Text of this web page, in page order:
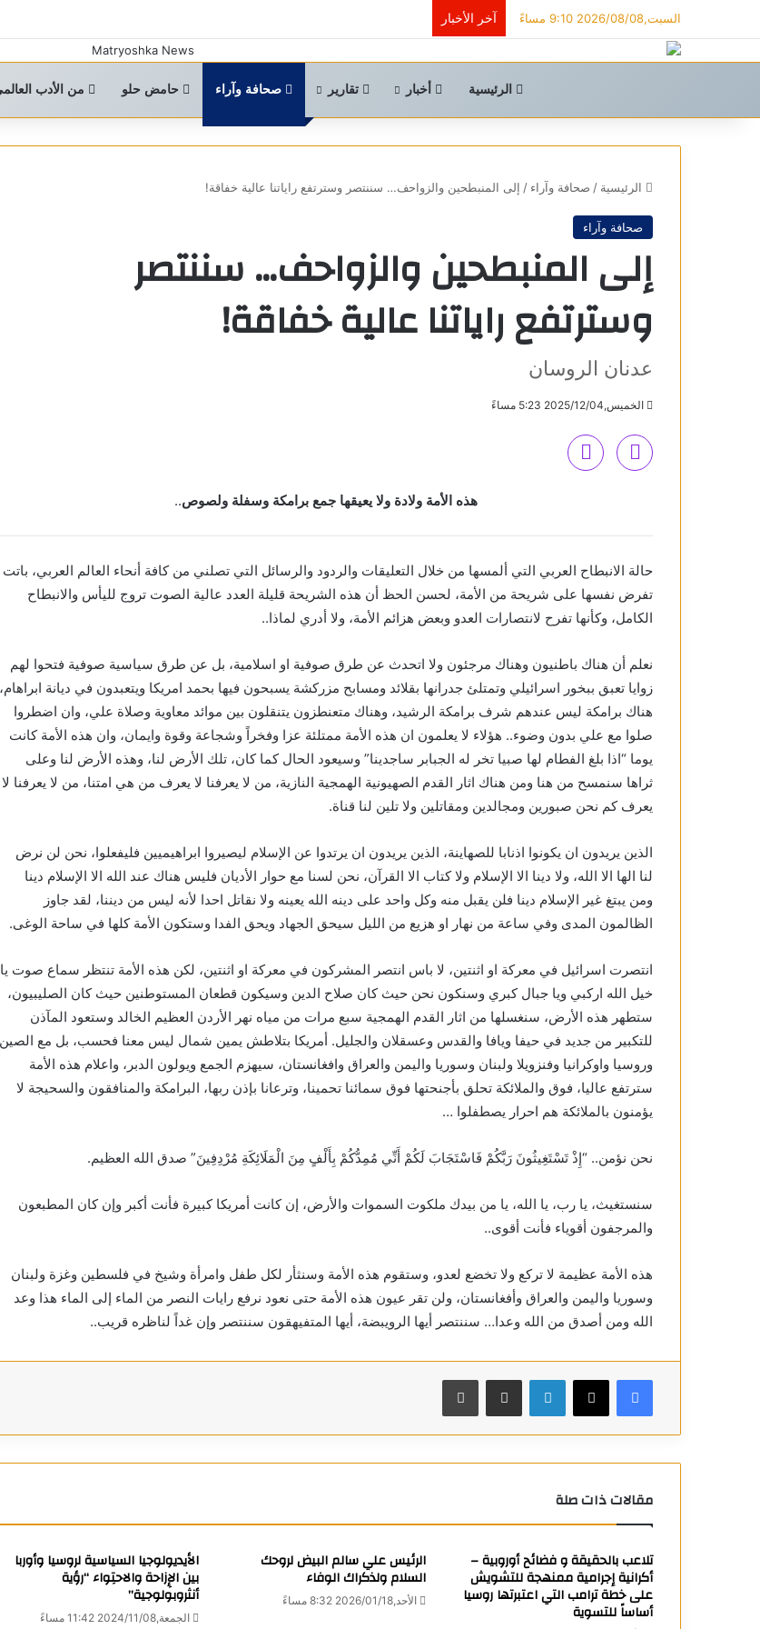
السبت,2026/08/08 9:10 مساءً آخر الأخبار
الرئيسية أخبار تقارير صحافة وآراء حامض حلو من الأدب
الرئيسية / صحافة وآراء / إلى المنبطحين والزواحف… سننتصر وسترتفع راياتنا عالية خفاقة!
صحافة وآراء
إلى المنبطحين والزواحف… سننتصر
وسترتفع راياتنا عالية خفاقة!
عدنان الروسان
الخميس,2025/12/04 5:23 مساءً
هذه الأمة ولادة ولا يعيقها جمع برامكة وسفلة ولصوص..
حالة الانبطاح العربي التي ألمسها من خلال التعليقات والردود والرسائل التي تصلني من كافة أنحاء العالم العربي، باتت
تفرض نفسها على شريحة من الأمة، لحسن الحظ أن هذه الشريحة قليلة العدد عالية الصوت تروج لليأس والانبطاح
الكامل، وكأنها تفرح لانتصارات العدو وبعض هزائم الأمة، ولا أدري لماذا..
نعلم أن هناك باطنيون وهناك مرجئون ولا اتحدث عن طرق صوفية او اسلامية، بل عن طرق سياسية صوفية فتحوا لهم
زوايا تعبق ببخور اسرائيلي وتمتلئ جدرانها بقلائد ومسابح مزركشة يسبحون فيها بحمد امريكا ويتعبدون في ديانة ابراهام،
هناك برامكة ليس عندهم شرف برامكة الرشيد، وهناك متعنطزون يتنقلون بين موائد معاوية وصلاة علي، وان اضطروا
صلوا مع علي بدون وضوء.. هؤلاء لا يعلمون ان هذه الأمة ممتلئة عزا وفخراً وشجاعة وقوة وايمان، وان هذه الأمة كانت
يوما “اذا بلغ الفطام لها صبيا تخر له الجبابر ساجدينا” وسيعود الحال كما كان، تلك الأرض لنا، وهذه الأرض لنا وعلى
ثراها سنمسح من هنا ومن هناك اثار القدم الصهيونية الهمجية النازية، من لا يعرفنا لا يعرف من هي امتنا، من لا يعرفنا لا
يعرف كم نحن صبورين ومجالدين ومقاتلين ولا تلين لنا قناة.
الذين يريدون ان يكونوا اذنابا للصهاينة، الذين يريدون ان يرتدوا عن الإسلام ليصيروا ابراهيميين فليفعلوا، نحن لن نرض
لنا الها الا الله، ولا دينا الا الإسلام ولا كتاب الا القرآن، نحن لسنا مع حوار الأديان فليس هناك عند الله الا الإسلام دينا
ومن يبتغ غير الإسلام دينا فلن يقبل منه وكل واحد على دينه الله يعينه ولا نقاتل احدا لأنه ليس من ديننا، لقد جاوز
الظالمون المدى وفي ساعة من نهار او هزيع من الليل سيحق الجهاد ويحق الفدا وستكون الأمة كلها في ساحة الوغى.
انتصرت اسرائيل في معركة او اثنتين، لا باس انتصر المشركون في معركة او اثنتين، لكن هذه الأمة تنتظر سماع صوت يا
خيل الله اركبي ويا جبال كبري وسنكون نحن حيث كان صلاح الدين وسيكون قطعان المستوطنين حيث كان الصليبيون،
ستطهر هذه الأرض، سنغسلها من اثار القدم الهمجية سبع مرات من مياه نهر الأردن العظيم الخالد وستعود المآذن
للتكبير من جديد في حيفا ويافا والقدس وعسقلان والجليل. أمريكا بتلاطش يمين شمال ليس معنا فحسب، بل مع الصين
وروسيا واوكرانيا وفنزويلا ولبنان وسوريا واليمن والعراق وافغانستان، سيهزم الجمع ويولون الدبر، واعلام هذه الأمة
سترتفع عاليا، فوق والملائكة تحلق بأجنحتها فوق سمائنا تحمينا، وترعانا بإذن ربها، البرامكة والمنافقون والسحيجة لا
يؤمنون بالملائكة هم احرار يصطفلوا …
نحن نؤمن.. “إِذْ تَسْتَغِيثُونَ رَبَّكُمْ فَاسْتَجَابَ لَكُمْ أَنِّي مُمِدُّكُمْ بِأَلْفٍ مِنَ الْمَلَائِكَةِ مُرْدِفِينَ” صدق الله العظيم.
سنستغيث، يا رب، يا الله، يا من بيدك ملكوت السموات والأرض، إن كانت أمريكا كبيرة فأنت أكبر وإن كان المطبعون
والمرجفون أقوياء فأنت أقوى..
هذه الأمة عظيمة لا تركع ولا تخضع لعدو، وستقوم هذه الأمة وسنثأر لكل طفل وامرأة وشيخ في فلسطين وغزة ولبنان
وسوريا واليمن والعراق وأفغانستان، ولن تقر عيون هذه الأمة حتى نعود نرفع رايات النصر من الماء إلى الماء هذا وعد
الله ومن أصدق من الله وعدا… سننتصر أيها الرويبضة، أيها المتفيهقون سننتصر وإن غداً لناظره قريب..
فيسبوك X لينكدإن مشاركة عبر البريد طباعة
مقالات ذات صلة
تلاعب بالحقيقة و فضائح أوروبية –
أكرانية إجرامية ممنهجة للتشويش
على خطة ترامب التي اعتبرتها روسيا
أساساً للتسوية
الرئيس علي سالم البيض لروحك
السلام ولذكراك الوفاء
الأحد,2026/01/18 8:32 مساءً
الأيديولوجيا السياسية لروسيا وأوربا
بين الإِزاحة والاحتِواء “رؤية
أنثروبولوجية”
الجمعة,2024/11/08 11:42 مساءً